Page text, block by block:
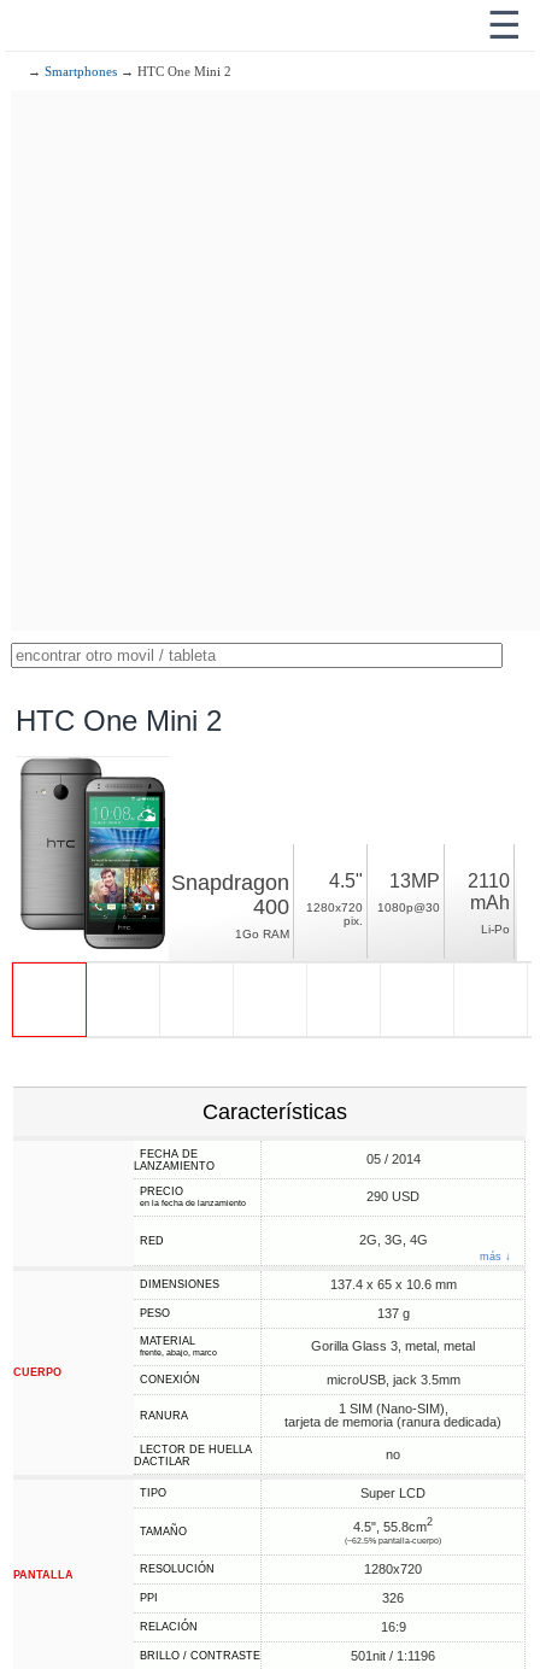
☰
→Smartphones → HTC One Mini 2
HTC One Mini 2
Snapdragon
400
1Go RAM
4.5"
1280x720
pix.
13MP
1080p@30
2110
mAh
Li-Po
Características
FECHA DE
LANZAMIENTO
05 / 2014
PRECIO
en la fecha de lanzamiento 290 USD
RED 2G, 3G, 4G
más ↓
CUERPO
DIMENSIONES 137.4 x 65 x 10.6 mm
PESO 137 g
MATERIAL
frente, abajo, marco Gorilla Glass 3, metal, metal
CONEXIÓN microUSB, jack 3.5mm
RANURA
1 SIM (Nano-SIM),
tarjeta de memoria (ranura dedicada)
LECTOR DE HUELLA
DACTILAR
no
PANTALLA
TIPO Super LCD
TAMAÑO 4.5", 55.8cm2
(~62.5% pantalla-cuerpo)
RESOLUCIÓN 1280x720
PPI 326
RELACIÓN 16:9
BRILLO / CONTRASTE 501nit / 1:1196